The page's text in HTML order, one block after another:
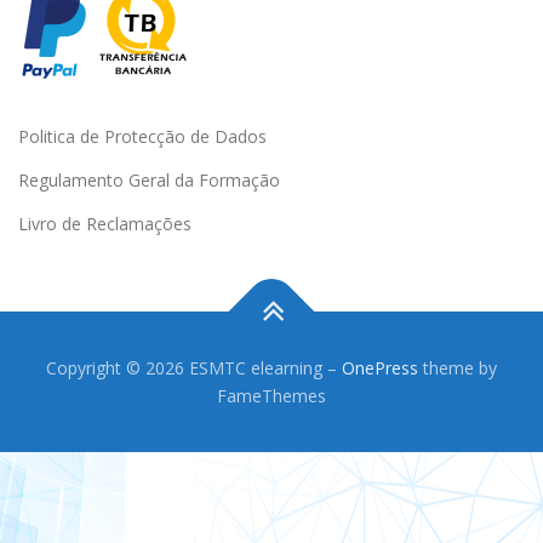
Politica de Protecção de Dados
Regulamento Geral da Formação
Livro de Reclamações
Copyright © 2026 ESMTC elearning – OnePress theme by
FameThemes